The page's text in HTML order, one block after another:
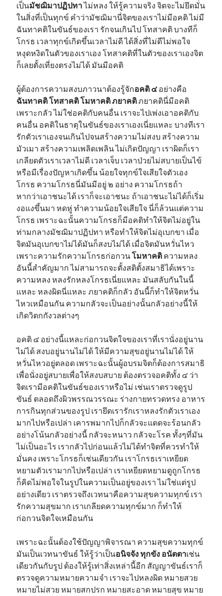
เป็นมัชฌิมาปฏิปทาไม่หลง ให้รู้ความจริง จิตจะไม่ยึดมั่น
ในสิ่งที่เป็นทุกข์ คำว่ามัชฌิมานี่จิตของเราไม่มีอคติ ไม่มี
ฉันทาคติในขันธ์ของเรา รักจนเกินไป โทสาคติ บางทีก็
โกรธ เวลาทุกข์เกิดขึ้นเวลาไม่ดี ได้สิ่งที่ไม่ดีไม่พอใจ
หงุดหงิดในตัวของเราเอง โทสาคติที่ในตัวของเราเองจิต
ก็เลยตั้งเที่ยงตรงไม่ได้ มันมีอคติ
ผู้ต้องการความสงบภาวนาต้องรู้จักอคติ ๔ อย่างคือ
ฉันทาคติ โทสาคติ โมหาคติ ภยาคติภยาคตินี่มีอคติ
เพราะกลัว ไม่ใช่อคติกับคนอื่น เราจะไปเพ่งเอาอคติกับ
คนอื่น อคติในธาตุในขันธ์ของเราเองเนี่ยแหละ บางทีเรา
รักตัวเราเองจนเกินไปจนสร้างความไม่สงบ สร้างความ
มัวเมา สร้างความเพลิดเพลิน ไม่เกิดปัญญา เราผิดก็เรา
เกลียดตัวเราเวลาไม่ดี เวลาเจ็บ เวลาป่วยไม่สบายเป็นไข้
หรือมีเรื่องปัญหาเกิดขึ้น น้อยใจทุกข์ใจเสียใจตัวเอง
โกรธ ความโกรธนี่มันมีอยู่ ๒ อย่าง ความโกรธถ้า
หากว่าเอาชนะได้ เราก็จะเอาชนะ ถ้าเอาชนะไม่ได้ก็เริ่ม
งอแงขึ้นมา หดหู่ ทำความน้อยใจเสียใจ นี่ก็ล้วนแต่ความ
โกรธ เพราะฉะนั้นความโกรธก็มีอคติทำให้จิตไม่อยู่ใน
ท่ามกลางมัชฌิมาปฏิปทา หรือทำให้จิตไม่อุเบกขา เมื่อ
จิตมันอุเบกขาไม่ได้มันก็สงบไม่ได้ เมื่อจิตมันหวั่นไหว
เพราะความรักความโกรธก่อกวนโมหาคติ ความหลง
อันนี้สำคัญมาก ไม่สามารถจะตั้งสติตั้งสมาธิได้เพราะ
ความหลง หลงรักหลงโกรธเนี่ยแหละ มันสลับกันในนี้
แหละ หลงผิดนี่แหละ ภยาคติก็กลัว อันนี้ก็ทำให้จิตหวั่น
ไหวเหมือนกัน ความกลัวจะเป็นอย่างนั้นกลัวอย่างนี้ให้
เกิดวิตกกังวลต่างๆ
อคติ ๔ อย่างนี้แหละก่อกวนจิตใจของเราที่เรานั่งอยู่นาน
ไม่ได้ สงบอยู่นานไม่ได้ ให้มีความสุขอยู่นานไม่ได้ ให้
หวั่นไหวอยู่ตลอด เพราะฉะนั้นผู้อบรมจิตก็ต้องการสมาธิ
เพื่อนั่งอยู่สบายเพื่อให้สงบสบาย ต้องตรวจอคติทั้ง ๔ ว่า
จิตเรามีอคติในขันธ์ของเราหรือไม่ เช่นเราตรวจดูรูป
ขันธ์ ตลอดถึงผิวพรรณวรรณะ ร่างกายทรวดทรง อาหาร
การกินทุกส่วนของรูป เรายึดเรารักเราหลงรักตัวเราเอง
มากไปหรือเปล่า เคารพมากไปก็กลัวจะแดดจะร้อนกลัว
อย่างโน้นกลัวอย่างนี้ กลัวจะหนาว กลัวจะโรค ทั้งๆที่มัน
ไม่เป็นอะไร เรากลัวไปก่อนแล้วไม่ได้ทำจิตที่ควรทำให้
มั่นคง เพราะโกรธก็เช่นเดียวกัน เราโกรธเราเหยียด
หยามตัวเรามากไปหรือเปล่า เราเหยียดหยามดูถูกโกรธ
ก็คิดไม่พอใจในรูปในความเป็นอยู่ของเรา ไม่ใช่แต่รูป
อย่างเดียว เราตรวจถึงเวทนาคือความสุขความทุกข์ เรา
รักความสุขมาก เราเกลียดความทุกข์มาก ก็ทำให้
ก่อกวนจิตใจเหมือนกัน
เพราะฉะนั้นต้องใช้ปัญญาพิจารณา ความสุขความทุกข์
มันเป็นเวทนาขันธ์ ให้รู้ว่าเป็นอนิจจัง ทุกขัง อนัตตาเช่น
เดียวกันกับรูป ต้องให้รู้เท่าสิ่งเหล่านี้อีก สัญญาขันธ์เราก็
ตรวจดูความหมายความจำ เราจะไปหลงผิด หมายสวย
หมายไม่สวย หมายสกปรก หมายสะอาด หมายสุข หมาย